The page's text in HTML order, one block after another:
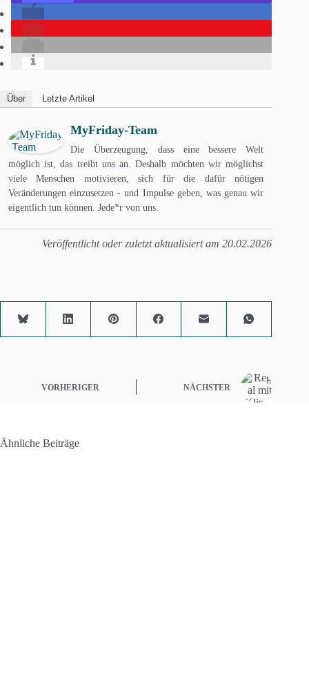
Über Letzte Artikel
MyFriday-Team
Die Überzeugung, dass eine bessere Welt
möglich ist, das treibt uns an. Deshalb möchten wir möglichst
viele Menschen motivieren, sich für die dafür nötigen
Veränderungen einzusetzen - und Impulse geben, was genau wir
eigentlich tun können. Jede*r von uns.
Veröffentlicht oder zuletzt aktualisiert am 20.02.2026
VORHERIGER NÄCHSTER
Ähnliche Beiträge